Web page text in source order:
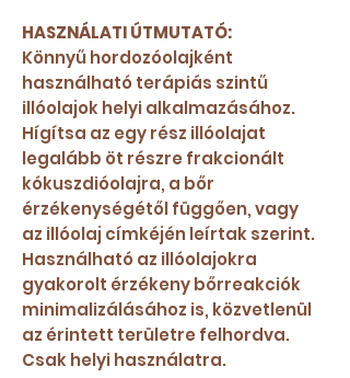
HASZNÁLATI ÚTMUTATÓ:
Könnyű hordozóolajként
használható terápiás szintű
illóolajok helyi alkalmazásához.
Hígítsa az egy rész illóolajat
legalább öt részre frakcionált
kókuszdióolajra, a bőr
érzékenységétől függően, vagy
az illóolaj címkéjén leírtak szerint.
Használható az illóolajokra
gyakorolt ​​érzékeny bőrreakciók
minimalizálásához is, közvetlenül
az érintett területre felhordva.
Csak helyi használatra.